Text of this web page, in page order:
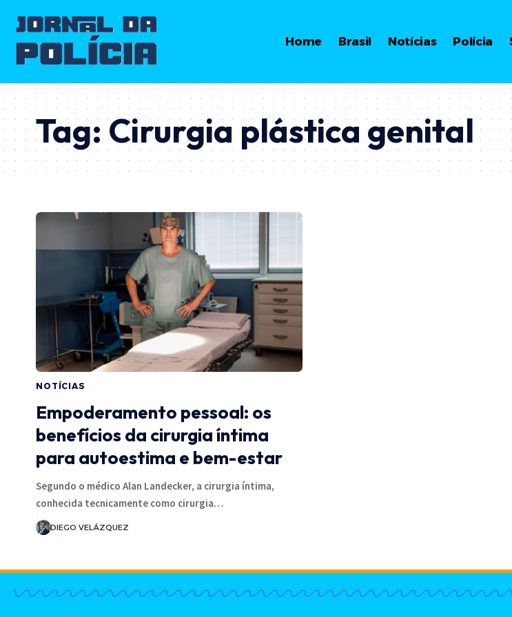
Home Brasil Notícias Polícia
Tag:Cirurgia plástica genital
NOTÍCIAS
Empoderamento pessoal: os
benefícios da cirurgia íntima
para autoestima e bem-estar
Segundo o médico Alan Landecker, a cirurgia íntima,
conhecida tecnicamente como cirurgia…
DIEGO VELÁZQUEZ